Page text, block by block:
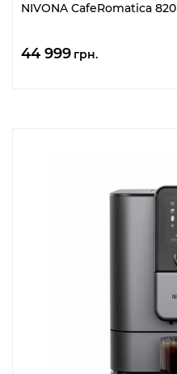
NIVONA CafeRomatica 820
44 999 грн.